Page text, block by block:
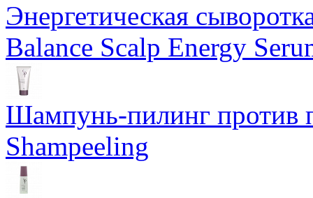
Энергетическая
Balance Scalp Energy
Шампунь-пилинг против
Shampeeling